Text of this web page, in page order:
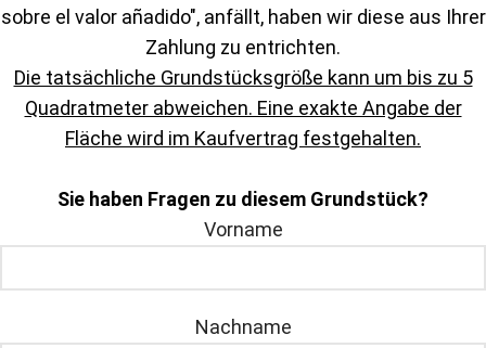
sobre el valor añadido", anfällt, haben wir diese aus Ihrer
Zahlung zu entrichten.
Die tatsächliche Grundstücksgröße kann um bis zu 5
Quadratmeter abweichen. Eine exakte Angabe der
Fläche wird im Kaufvertrag festgehalten.
Sie haben Fragen zu diesem Grundstück?
Vorname
Nachname